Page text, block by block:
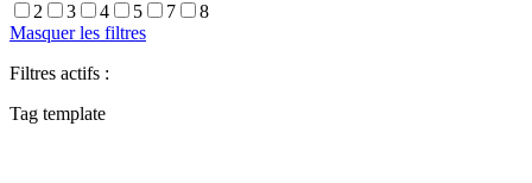
2
3 4 5 7
8
Masquer les filtres
Filtres actifs :
Tag template